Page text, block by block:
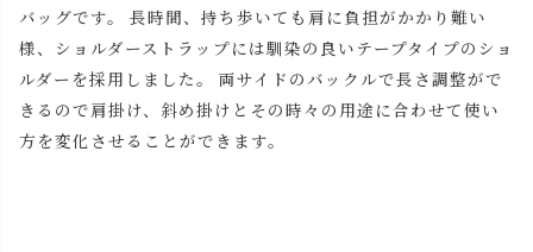
バッグです。 長時間、持ち歩いても肩に負担がかかり難い
様、ショルダーストラップには馴染の良いテープタイプのショ
ルダーを採用しました。 両サイドのバックルで長さ調整がで
きるので肩掛け、斜め掛けとその時々の用途に合わせて使い
方を変化させることができます。